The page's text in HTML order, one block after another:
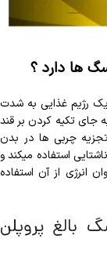
ها دارد ؟
رژیم غذایی به شدت
جای تکیه کردن بر قند
چربی ها در بدن
استفاده میکند و
انرژی از آن استفاده
پروپلن